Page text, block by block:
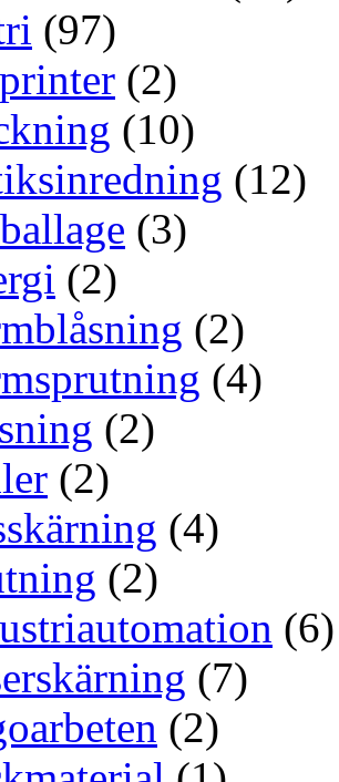
(97)
(2)
(10)
(12)
(3)
(2)
(2)
(4)
(2)
(2)
(4)
(2)
(6)
(7)
(2)